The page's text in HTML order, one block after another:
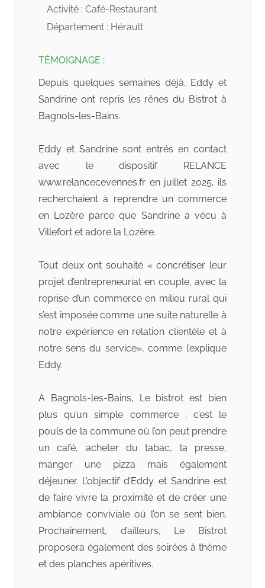
qui n'attendent que vous !
Un accompagnement illustré ici par le
avec la reprise de l'hôtel restauraant
RELANCE Transmission-Reprise des
apporte un service d'ingénierie
en milieu rural pour faciliter la reprise des
zone rurale. RELANCE a travaillé de
concert avec la commune d'
Parc national des Cévennes
que l'Arbre à pains, hôtel et restaurant
puisse être ouvert cet été et c'est chose
dynamisme et son professionnalisme pour
vous accueillir dans un environnement
convivial et agréable.
On vous invite à venir découvrir ce havre
de bonheur où il fait bon manger, respirer,
rire et danser dans une ruralité vivante et
#nouvellevie
#reprisecléenmain
https://www.youtube.com/watch?v=CE-
Activité : Café-Restaurant
Département : Hérault
TÉMOIGNAGE :
Depuis quelques semaines déjà, Eddy et
Sandrine ont repris les rênes du Bistrot à
Bagnols-les-Bains.
Eddy et Sandrine sont entrés en contact
avec le dispositif RELANCE
www.relancecevennes.fr en juillet 2025, ils
recherchaient à reprendre un commerce
en Lozère parce que Sandrine a vécu à
Villefort et adore la Lozère.
Tout deux ont souhaité « concrétiser leur
projet d’entrepreneuriat en couple, avec la
reprise d’un commerce en milieu rural qui
s’est imposée comme une suite naturelle à
notre expérience en relation clientèle et à
notre sens du service», comme l’explique
Eddy.
A Bagnols-les-Bains, Le bistrot est bien
plus qu’un simple commerce ; c’est le
pouls de la commune où l’on peut prendre
un café, acheter du tabac, la presse,
manger une pizza mais également
déjeuner. L’objectif d’Eddy et Sandrine est
de faire vivre la proximité et de créer une
ambiance conviviale où l’on se sent bien.
Prochainement, d’ailleurs, Le Bistrot
proposera également des soirées à thème
et des planches apéritives.